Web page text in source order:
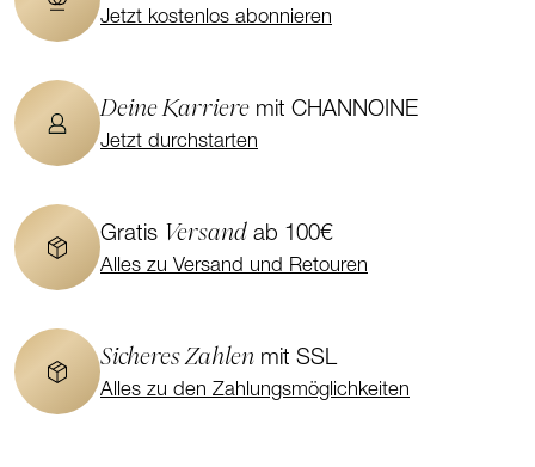
Jetzt kostenlos abonnieren
Deine Karriere mit CHANNOINE
Jetzt durchstarten
Gratis Versand ab 100€
Alles zu Versand und Retouren
Sicheres Zahlen mit SSL
Alles zu den Zahlungsmöglichkeiten